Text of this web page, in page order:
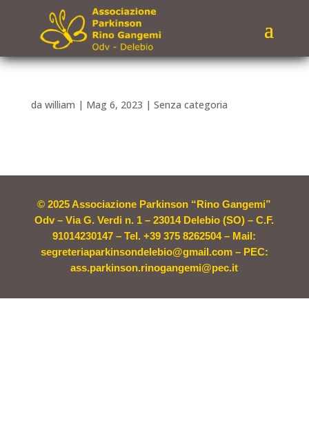
da william | Mag 6, 2023 | Senza categoria
© 2025 Associazione Parkinson “Rino Gangemi”
Odv – Via G. Verdi n. 1 – 23014 Delebio (SO) – C.F.
91014230147 – Tel. +39 375 8262504 – Mail:
segreteriaparkinsondelebio@gmail.com – PEC:
ass.parkinson.rinogangemi@pec.it